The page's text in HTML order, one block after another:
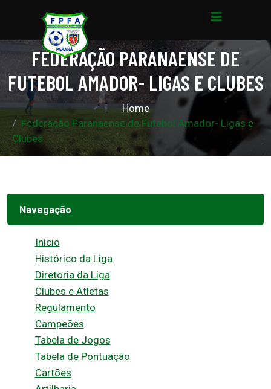
FEDERAÇÃO PARANAENSE DE
FUTEBOL AMADOR- LIGAS E CLUBES
Home
Federação Paranaense de Futebol Amador- Ligas e
Clubes
Navegação
Início
Histórico da Liga
Diretoria da Liga
Clubes e Atletas
Regulamento
Campeões
Tabela de Jogos
Tabela de Pontuação
Cartões